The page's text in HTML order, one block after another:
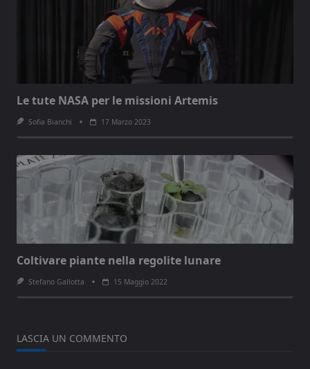
Le tute NASA per le missioni Artemis
Sofia Bianchi 17 Marzo 2023
Coltivare piante nella regolite lunare
Stefano Gallotta 15 Maggio 2022
LASCIA UN COMMENTO